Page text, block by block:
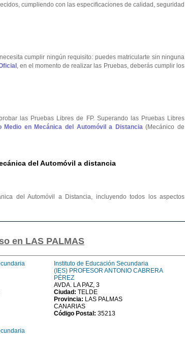
cumpliendo con las especificaciones de calidad, seguridad
cumplir ningún requisito: puedes matricularte sin ninguna
, en el momento de realizar las Pruebas, deberás cumplir los
las Pruebas Libres de FP. Superando las Pruebas Libres
en Mecánica del Automóvil a Distancia(Mecánico de
del Automóvil a distancia
del Automóvil a Distancia, incluyendo todos los aspectos
en LAS PALMAS
Instituto de Educación Secundaria
(IES) PROFESOR ANTONIO CABRERA
PÉREZ
AVDA. LA PAZ, 3
Ciudad: TELDE
Provincia: LAS PALMAS
CANARIAS
Código Postal: 35213